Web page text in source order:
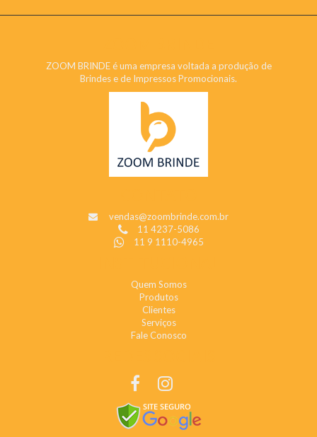
ZOOM BRINDE é uma empresa voltada a produção de
Brindes e de Impressos Promocionais.
vendas@zoombrinde.com.br
11 4237-5086
11 9 1110-4965
Quem Somos
Produtos
Clientes
Serviços
Fale Conosco